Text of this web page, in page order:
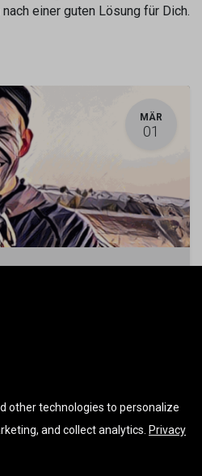
einer guten Lösung für Dich.
MÄR
01
MÄR
01
other technologies to personalize
and collect analytics. Privacy